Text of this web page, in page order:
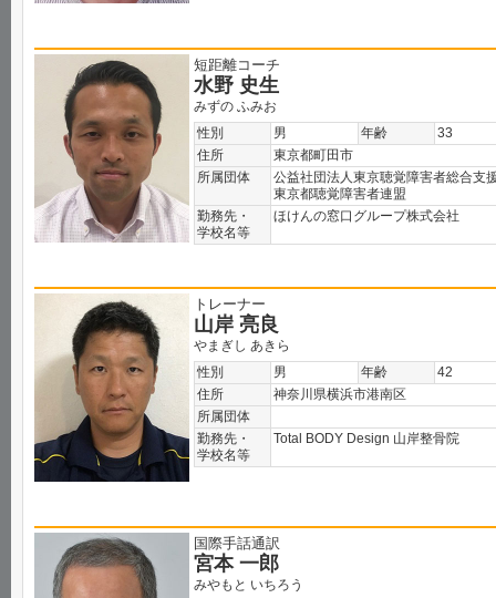
短距離コーチ
水野 史生
みずの ふみお
性別
男 年齢
33
住所
東京都町田市
所属団体
公益社団法人東京聴覚障害者総合支
東京都聴覚障害者連盟
勤務先・
学校名等
ほけんの窓口グループ株式会社
トレーナー
山岸 亮良
やまぎし あきら
性別
男 年齢
42
住所
神奈川県横浜市港南区
所属団体
勤務先・
学校名等
Total BODY Design 山岸整骨院
国際手話通訳
宮本 一郎
みやもと いちろう